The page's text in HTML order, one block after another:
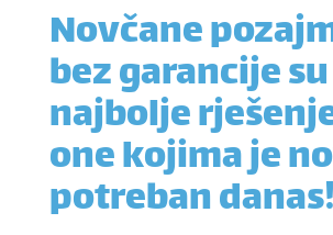
Novčane
bez garancije su
najbolje
one kojima je
potreban danas!